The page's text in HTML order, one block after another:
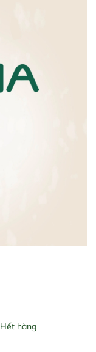
Hết hàng